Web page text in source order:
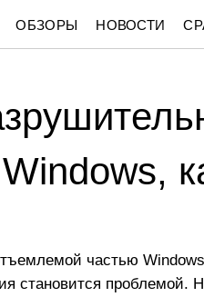
ОБЗОРЫ НОВОСТИ
частью
становится